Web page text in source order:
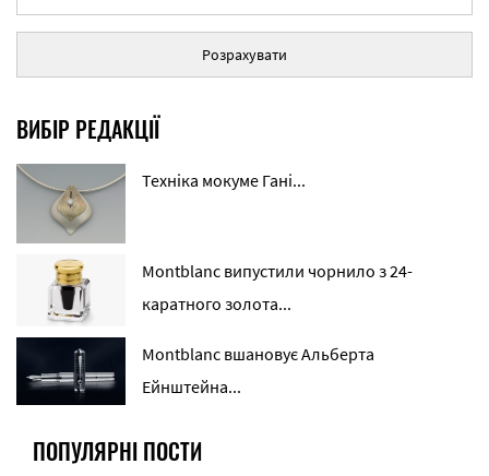
Розрахувати
ВИБІР РЕДАКЦІЇ
Техніка мокуме Гані...
Montblanc випустили чорнило з 24-
каратного золота...
Montblanc вшановує Альберта
Ейнштейна...
ПОПУЛЯРНІ ПОСТИ